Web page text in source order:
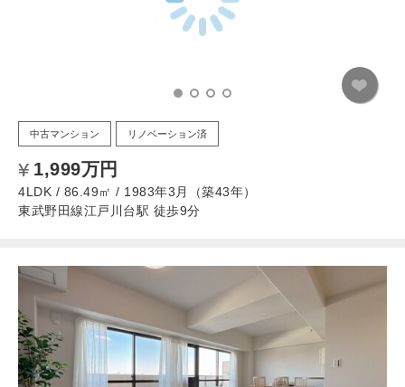
中古マンション リノベーション済
1,999万円
4LDK / 86.49㎡ / 1983年3月（築43年）
東武野田線江戸川台駅 徒歩9分